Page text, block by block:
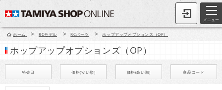
メニュー
ホーム > RCモデル > RCパーツ > ホップアップオプションズ（OP）
ホップアップオプションズ（OP）
発売日 価格(安い順) 価格(高い順) 商品コード